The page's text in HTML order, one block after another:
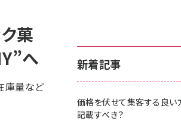
z世代
meo
菓
へ
庫量など
新着記事
価格を伏せて集客する良い
記載すべき？